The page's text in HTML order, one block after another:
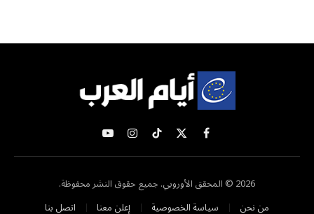
فيسبوك
X
(Twitter)
تيكتوكالانستغراميوتيوب
2026 © المحقق الأوروبي. جميع حقوق النشر محفوظة.
من نحن
سياسة الخصوصية إعلن معنا اتصل بنا